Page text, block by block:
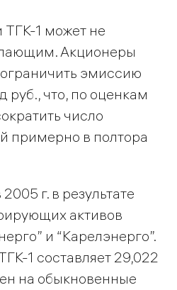
1 может не
Акционеры
эмиссию
что, по оценкам
число
примерно в полтора
г. в результате
активов
и “Карелэнерго”.
1 составляет 29,022
на обыкновенные